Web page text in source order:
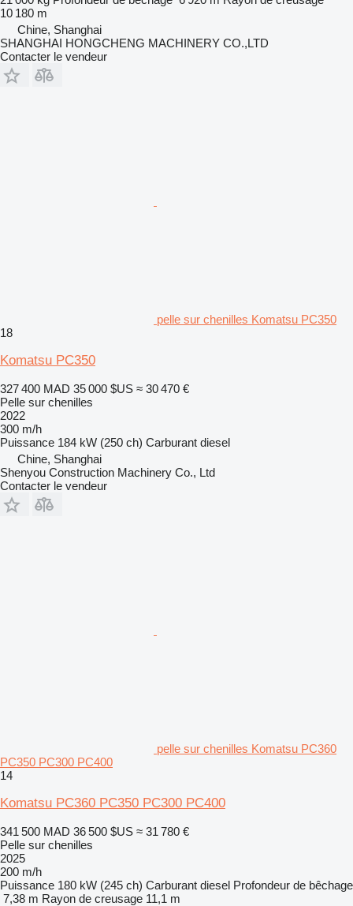
10 180 m
Chine, Shanghai
SHANGHAI HONGCHENG MACHINERY CO.,LTD
Contacter le vendeur
pelle sur chenilles Komatsu PC350
18
Komatsu PC350
327 400 MAD 35 000 $US ≈ 30 470 €
Pelle sur chenilles
2022
300 m/h
Puissance 184 kW (250 ch) Carburant diesel
Chine, Shanghai
Shenyou Construction Machinery Co., Ltd
Contacter le vendeur
pelle sur chenilles Komatsu PC360
PC350 PC300 PC400
14
Komatsu PC360 PC350 PC300 PC400
341 500 MAD 36 500 $US ≈ 31 780 €
Pelle sur chenilles
2025
200 m/h
Puissance 180 kW (245 ch) Carburant diesel Profondeur de bêchage
7,38 m Rayon de creusage 11,1 m